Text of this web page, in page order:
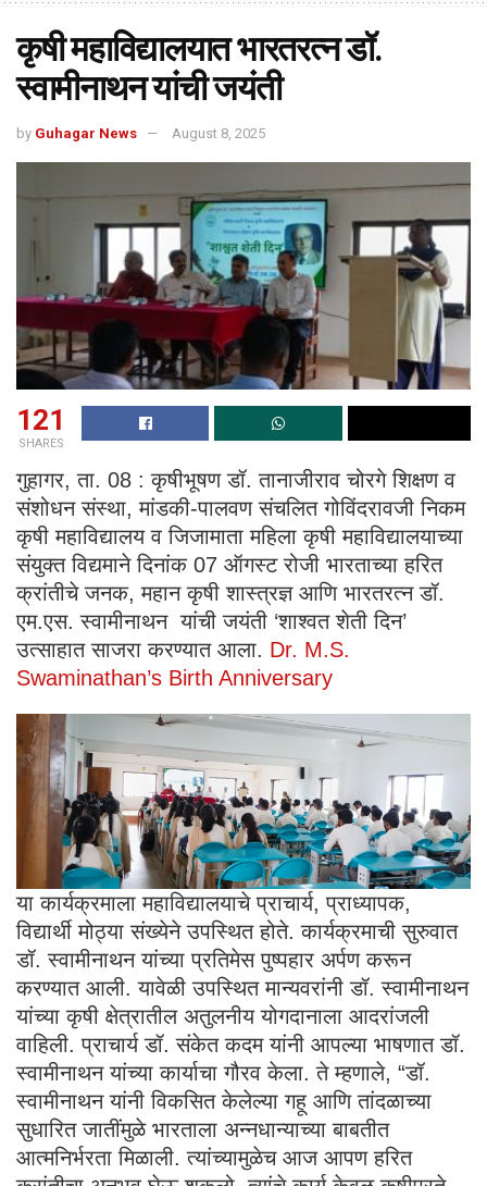
कृषी महाविद्यालयात भारतरत्न डॉ.
स्वामीनाथन यांची जयंती
by Guhagar News August 8, 2025
121
SHARES
गुहागर, ता. 08 : कृषीभूषण डॉ. तानाजीराव चोरगे शिक्षण व
संशोधन संस्था, मांडकी-पालवण संचलित गोविंदरावजी निकम
कृषी महाविद्यालय व जिजामाता महिला कृषी महाविद्यालयाच्या
संयुक्त विद्यमाने दिनांक 07 ऑगस्ट रोजी भारताच्या हरित
क्रांतीचे जनक, महान कृषी शास्त्रज्ञ आणि भारतरत्न डॉ.
एम.एस. स्वामीनाथन यांची जयंती ‘शाश्वत शेती दिन’
उत्साहात साजरा करण्यात आला. Dr. M.S.
Swaminathan’s Birth Anniversary
या कार्यक्रमाला महाविद्यालयाचे प्राचार्य, प्राध्यापक,
विद्यार्थी मोठ्या संख्येने उपस्थित होते. कार्यक्रमाची सुरुवात
डॉ. स्वामीनाथन यांच्या प्रतिमेस पुष्पहार अर्पण करून
करण्यात आली. यावेळी उपस्थित मान्यवरांनी डॉ. स्वामीनाथन
यांच्या कृषी क्षेत्रातील अतुलनीय योगदानाला आदरांजली
वाहिली. प्राचार्य डॉ. संकेत कदम यांनी आपल्या भाषणात डॉ.
स्वामीनाथन यांच्या कार्याचा गौरव केला. ते म्हणाले, “डॉ.
स्वामीनाथन यांनी विकसित केलेल्या गहू आणि तांदळाच्या
सुधारित जातींमुळे भारताला अन्नधान्याच्या बाबतीत
आत्मनिर्भरता मिळाली. त्यांच्यामुळेच आज आपण हरित